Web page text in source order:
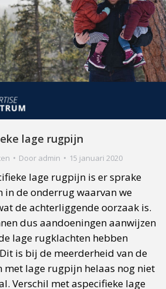
lage rugpijn
Door admin 15 januari 2020
lage rugpijn is er sprake
in de onderrug waarvan we
de achterliggende oorzaak is.
dus aandoeningen aanwijzen
lage rugklachten hebben
is bij de meerderheid van de
met lage rugpijn helaas nog niet
Verschil met aspecifieke lage